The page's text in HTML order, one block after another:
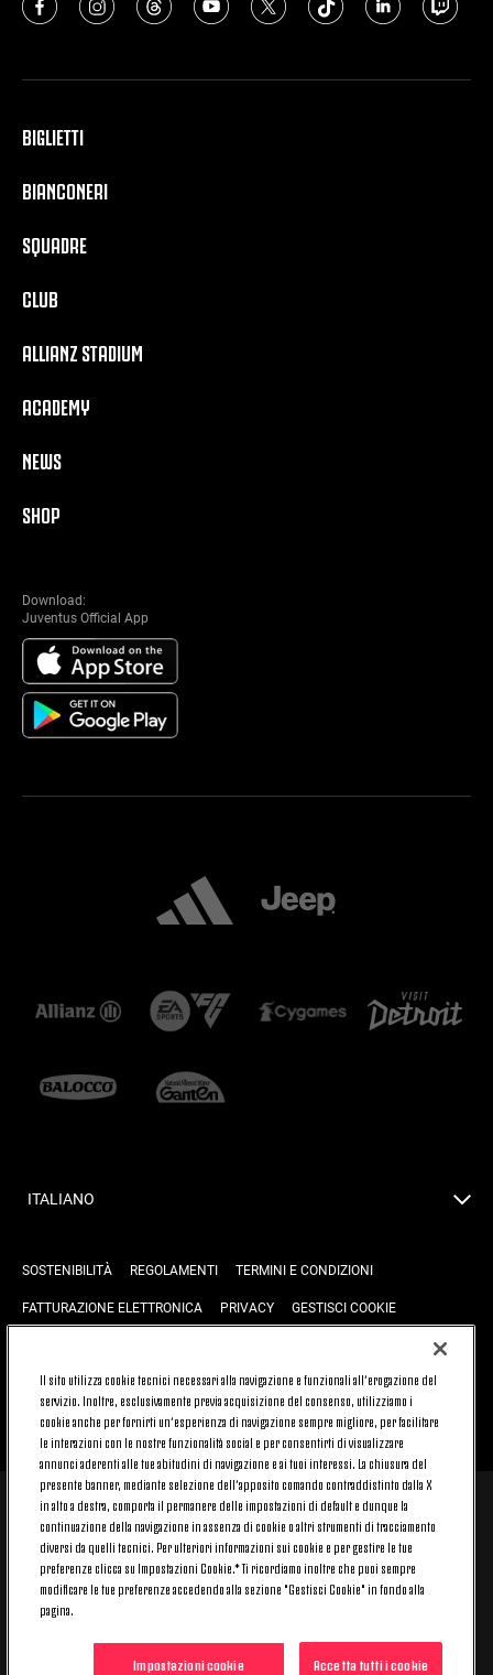
BIGLIETTI
BIANCONERI
SQUADRE
CLUB
ALLIANZ STADIUM
ACADEMY
NEWS
SHOP
Download:
Juventus Official App
ITALIANO
SOSTENIBILITÀ REGOLAMENTI TERMINI E CONDIZIONI
FATTURAZIONE ELETTRONICA PRIVACY GESTISCI COOKIE
TORNA SU
© 2026 Juventus Football Club S.p.A.
Juventus Football Club S.p.A. Via Druento, 175 10151 Torino - Italia;
CONTACT CENTER (+39) 011.45.30.486. Il servizio è attivo dal lunedì al
venerdì (9-20) e il sabato (9-15), festivi esclusi.
Il costo del servizio varia in base al piano tariffario sottoscritto con il
proprio operatore telefonico e non prevede alcun costo aggiuntivo.
Il sito utilizza cookie tecnici necessari alla navigazione e funzionali all’erogazione del
servizio. Inoltre, esclusivamente previa acquisizione del consenso, utilizziamo i
cookie anche per fornirti un’esperienza di navigazione sempre migliore, per facilitare
le interazioni con le nostre funzionalità social e per consentirti di visualizzare
annunci aderenti alle tue abitudini di navigazione e ai tuoi interessi. La chiusura del
presente banner, mediante selezione dell’apposito comando contraddistinto dalla X
in alto a destra, comporta il permanere delle impostazioni di default e dunque la
continuazione della navigazione in assenza di cookie o altri strumenti di tracciamento
diversi da quelli tecnici. Per ulteriori informazioni sui cookie e per gestire le tue
preferenze clicca su Impostazioni Cookie.* Ti ricordiamo inoltre che puoi sempre
modificare le tue preferenze accedendo alla sezione "Gestisci Cookie" in fondo alla
pagina.
Accetta tutti i cookie
Impostazioni cookie